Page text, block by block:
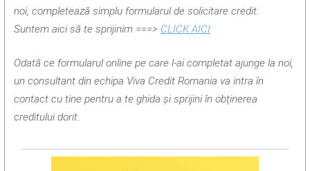
noi, completează simplu formularul de solicitare credit.
Suntem aici să te sprijinim ===> CLICK AICI
Odată ce formularul online pe care l-ai completat ajunge la noi,
un consultant din echipa Viva Credit Romania va intra în
contact cu tine pentru a te ghida și sprijini în obținerea
creditului dorit.